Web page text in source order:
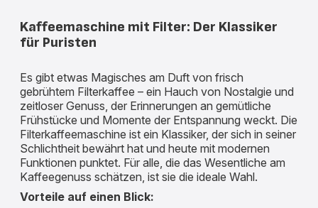
Kaffeemaschine mit Filter: Der Klassiker
für Puristen
Es gibt etwas Magisches am Duft von frisch
gebrühtem Filterkaffee – ein Hauch von Nostalgie und
zeitloser Genuss, der Erinnerungen an gemütliche
Frühstücke und Momente der Entspannung weckt. Die
Filterkaffeemaschine ist ein Klassiker, der sich in seiner
Schlichtheit bewährt hat und heute mit modernen
Funktionen punktet. Für alle, die das Wesentliche am
Kaffeegenuss schätzen, ist sie die ideale Wahl.
Vorteile auf einen Blick: